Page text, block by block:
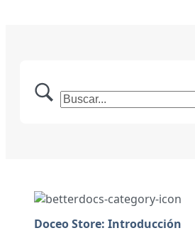
Doceo Store: Introducción